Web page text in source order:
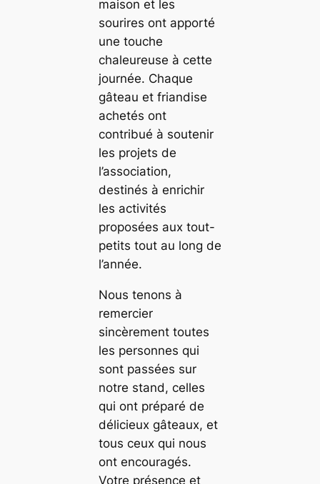
maison et les
sourires ont apporté
une touche
chaleureuse à cette
journée. Chaque
gâteau et friandise
achetés ont
contribué à soutenir
les projets de
l’association,
destinés à enrichir
les activités
proposées aux tout-
petits tout au long de
l’année.
Nous tenons à
remercier
sincèrement toutes
les personnes qui
sont passées sur
notre stand, celles
qui ont préparé de
délicieux gâteaux, et
tous ceux qui nous
ont encouragés.
Votre présence et